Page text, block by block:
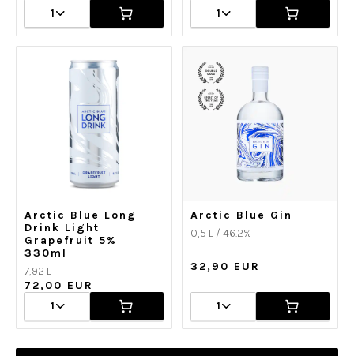
1
1
Arctic Blue Long
Drink Light
Grapefruit 5%
330ml
7,92 L
72,00 EUR
1
Arctic Blue Gin
0,5 L / 46.2%
32,90 EUR
1